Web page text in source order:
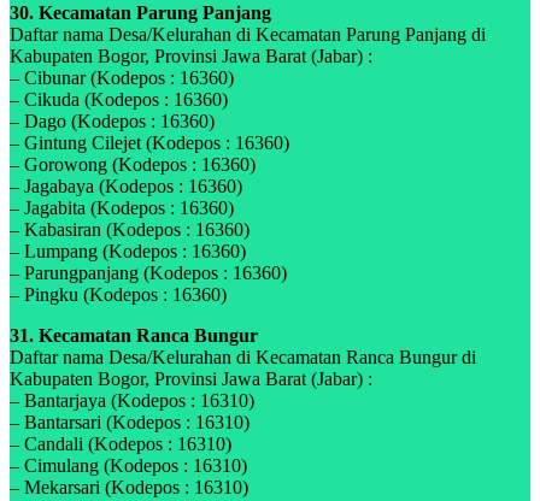
30. Kecamatan Parung Panjang
Daftar nama Desa/Kelurahan di Kecamatan Parung Panjang di
Kabupaten Bogor, Provinsi Jawa Barat (Jabar) :
– Cibunar (Kodepos : 16360)
– Cikuda (Kodepos : 16360)
– Dago (Kodepos : 16360)
– Gintung Cilejet (Kodepos : 16360)
– Gorowong (Kodepos : 16360)
– Jagabaya (Kodepos : 16360)
– Jagabita (Kodepos : 16360)
– Kabasiran (Kodepos : 16360)
– Lumpang (Kodepos : 16360)
– Parungpanjang (Kodepos : 16360)
– Pingku (Kodepos : 16360)
31. Kecamatan Ranca Bungur
Daftar nama Desa/Kelurahan di Kecamatan Ranca Bungur di
Kabupaten Bogor, Provinsi Jawa Barat (Jabar) :
– Bantarjaya (Kodepos : 16310)
– Bantarsari (Kodepos : 16310)
– Candali (Kodepos : 16310)
– Cimulang (Kodepos : 16310)
– Mekarsari (Kodepos : 16310)